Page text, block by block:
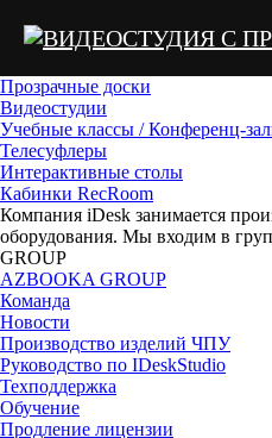
Прозрачные доски
Видеостудии
Учебные классы / Конференц-
Телесуфлеры
Интерактивные столы
Кабинки RecRoom
Компания iDesk занимается
оборудования. Мы входим в
GROUP
AZBOOKA GROUP
Команда
Новости
Производство изделий ЧПУ
Руководство по IDeskStudio
Техподдержка
Обучение
Продление лицензии